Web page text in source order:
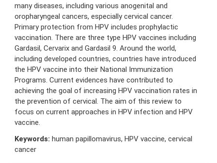
many diseases, including various anogenital and
oropharyngeal cancers, especially cervical cancer.
Primary protection from HPV includes prophylactic
vaccination. There are three type HPV vaccines including
Gardasil, Cervarix and Gardasil 9. Around the world,
including developed countries, countries have introduced
the HPV vaccine into their National Immunization
Programs. Current evidences have contributed to
achieving the goal of increasing HPV vaccination rates in
the prevention of cervical. The aim of this review to
focus on current approaches in HPV infection and HPV
vaccine.
Keywords: human papillomavirus, HPV vaccine, cervical
cancer